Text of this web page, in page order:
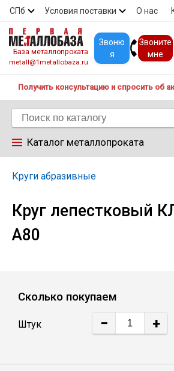
СПб Условия поставки О нас
Скидки Прайс Покупателям
База металлопроката
metall@1metallobaza.ru
Звоню
я
Звоните
мне
Получить консультацию и спросить об
Каталог металлопроката
Арматура
Труба профильная
Круги абразивные
Круг лепестковый
А80
Сколько покупаем
Штук − +